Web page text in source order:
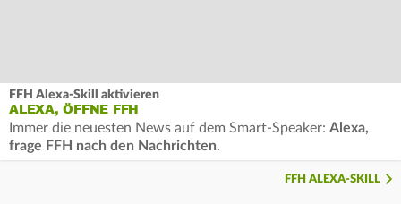
FFH Alexa-Skill aktivieren
ALEXA, ÖFFNE FFH
Immer die neuesten News auf dem Smart-Speaker: Alexa,
frage FFH nach den Nachrichten.
FFH ALEXA-SKILL